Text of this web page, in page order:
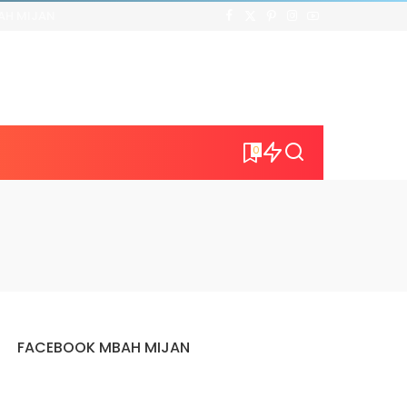
0
FACEBOOK MBAH MIJAN